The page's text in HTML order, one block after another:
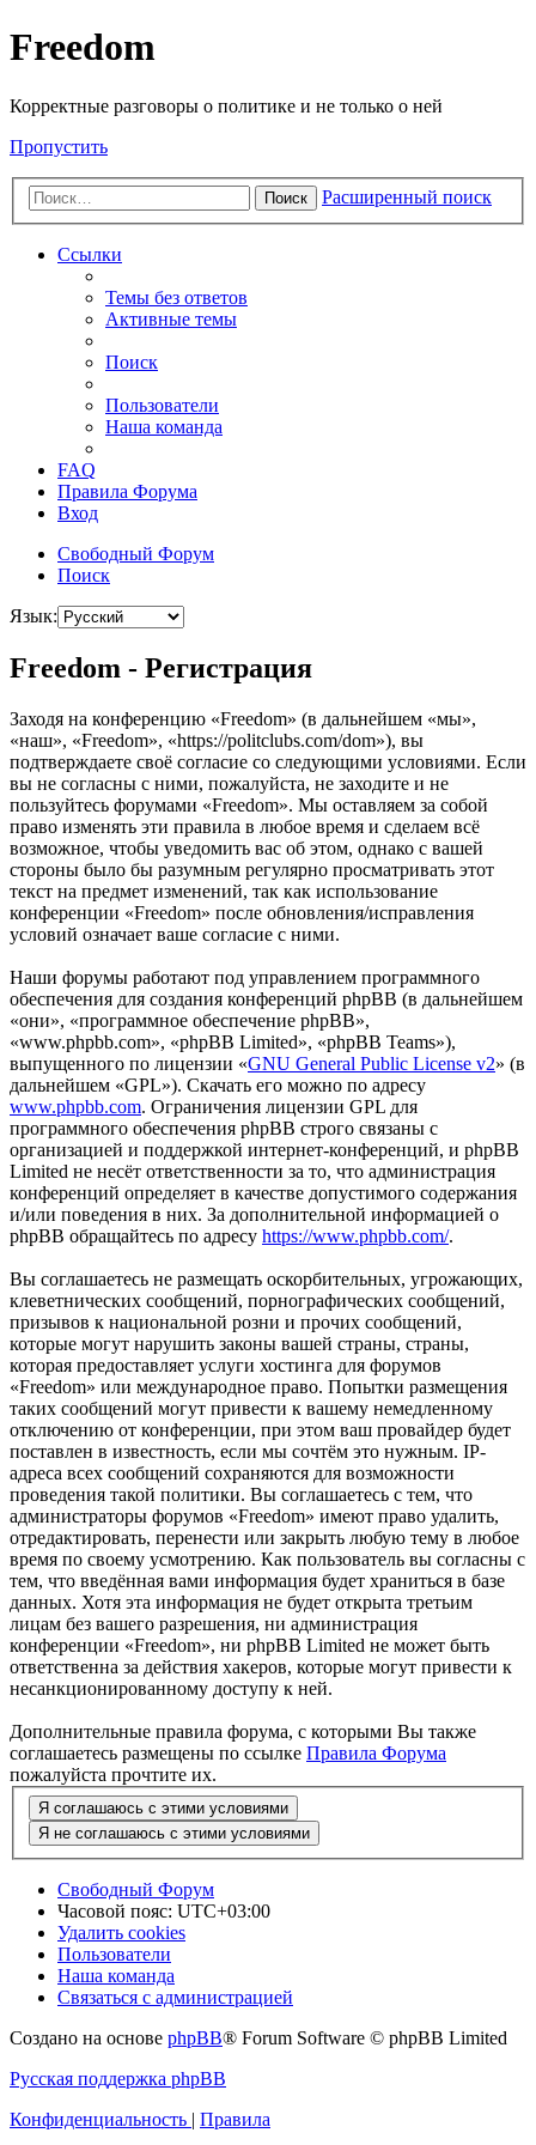
Freedom
Корректные разговоры о политике и не только о ней
Пропустить
Поиск Расширенный поиск
Ссылки
Темы без ответов
Активные темы
Поиск
Пользователи
Наша команда
FAQ
Правила Форума
Вход
Свободный Форум
Поиск
Язык:
Freedom - Регистрация
Заходя на конференцию «Freedom» (в дальнейшем «мы»,
«наш», «Freedom», «https://politclubs.com/dom»), вы
подтверждаете своё согласие со следующими условиями. Если
вы не согласны с ними, пожалуйста, не заходите и не
пользуйтесь форумами «Freedom». Мы оставляем за собой
право изменять эти правила в любое время и сделаем всё
возможное, чтобы уведомить вас об этом, однако с вашей
стороны было бы разумным регулярно просматривать этот
текст на предмет изменений, так как использование
конференции «Freedom» после обновления/исправления
условий означает ваше согласие с ними.
Наши форумы работают под управлением программного
обеспечения для создания конференций phpBB (в дальнейшем
«они», «программное обеспечение phpBB»,
«www.phpbb.com», «phpBB Limited», «phpBB Teams»),
выпущенного по лицензии «GNU General Public License v2» (в
дальнейшем «GPL»). Скачать его можно по адресу
www.phpbb.com. Ограничения лицензии GPL для
программного обеспечения phpBB строго связаны с
организацией и поддержкой интернет-конференций, и phpBB
Limited не несёт ответственности за то, что администрация
конференций определяет в качестве допустимого содержания
и/или поведения в них. За дополнительной информацией о
phpBB обращайтесь по адресу https://www.phpbb.com/.
Вы соглашаетесь не размещать оскорбительных, угрожающих,
клеветнических сообщений, порнографических сообщений,
призывов к национальной розни и прочих сообщений,
которые могут нарушить законы вашей страны, страны,
которая предоставляет услуги хостинга для форумов
«Freedom» или международное право. Попытки размещения
таких сообщений могут привести к вашему немедленному
отключению от конференции, при этом ваш провайдер будет
поставлен в известность, если мы сочтём это нужным. IP-
адреса всех сообщений сохраняются для возможности
проведения такой политики. Вы соглашаетесь с тем, что
администраторы форумов «Freedom» имеют право удалить,
отредактировать, перенести или закрыть любую тему в любое
время по своему усмотрению. Как пользователь вы согласны с
тем, что введённая вами информация будет храниться в базе
данных. Хотя эта информация не будет открыта третьим
лицам без вашего разрешения, ни администрация
конференции «Freedom», ни phpBB Limited не может быть
ответственна за действия хакеров, которые могут привести к
несанкционированному доступу к ней.
Дополнительные правила форума, с которыми Вы также
соглашаетесь размещены по ссылке Правила Форума
пожалуйста прочтите их.
Свободный Форум
Часовой пояс: UTC+03:00
Удалить cookies
Пользователи
Наша команда
Связаться с администрацией
Создано на основе phpBB® Forum Software © phpBB Limited
Русская поддержка phpBB
Конфиденциальность | Правила